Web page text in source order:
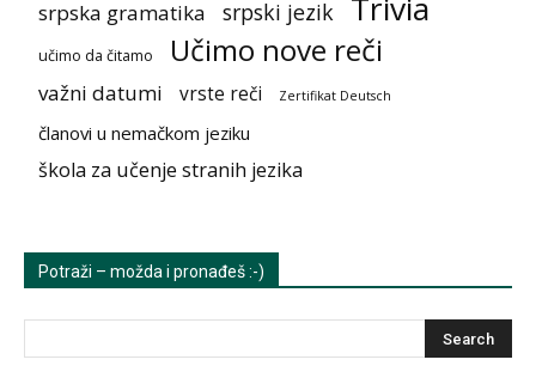
srpska gramatika srpski jezik
učimo da čitamo Učimo nove reči
važni datumi vrste reči Zertifikat Deutsch
članovi u nemačkom jeziku
škola za učenje stranih jezika
Potraži – možda i pronađeš :-)